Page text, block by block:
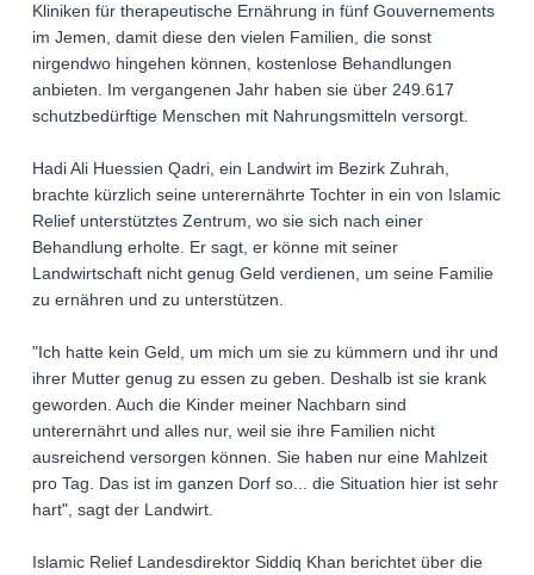
Kliniken für therapeutische Ernährung in fünf Gouvernements
im Jemen, damit diese den vielen Familien, die sonst
nirgendwo hingehen können, kostenlose Behandlungen
anbieten. Im vergangenen Jahr haben sie über 249.617
schutzbedürftige Menschen mit Nahrungsmitteln versorgt.
Hadi Ali Huessien Qadri, ein Landwirt im Bezirk Zuhrah,
brachte kürzlich seine unterernährte Tochter in ein von Islamic
Relief unterstütztes Zentrum, wo sie sich nach einer
Behandlung erholte. Er sagt, er könne mit seiner
Landwirtschaft nicht genug Geld verdienen, um seine Familie
zu ernähren und zu unterstützen.
"Ich hatte kein Geld, um mich um sie zu kümmern und ihr und
ihrer Mutter genug zu essen zu geben. Deshalb ist sie krank
geworden. Auch die Kinder meiner Nachbarn sind
unterernährt und alles nur, weil sie ihre Familien nicht
ausreichend versorgen können. Sie haben nur eine Mahlzeit
pro Tag. Das ist im ganzen Dorf so... die Situation hier ist sehr
hart", sagt der Landwirt.
Islamic Relief Landesdirektor Siddiq Khan berichtet über die